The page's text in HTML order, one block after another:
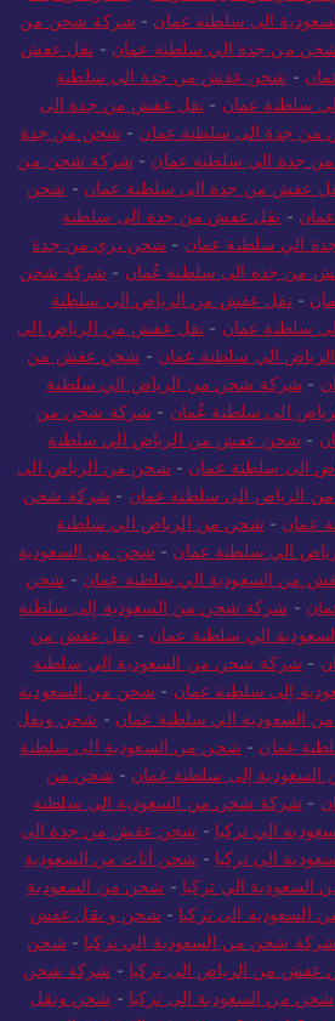
الى سلطنة عمان - شركة شحن من
من جدة الي سلطنة عمان - نقل عفش
- شحن عفش من جدة الى سلطنة
سلطنة عمان - نقل عفش من جدة الى
جدة الى سلطنة عمان - شحن من جدة
جدة الي سلطنة عمان - شركة شحن من
عفش من جدة الى سلطنة عمان - شحن
- نقل عفش من جدة الى سلطنة
الي سلطنة عمان - شحن بري من جدة
من جدة الى سلطنة عُمان - شركة شحن
- نقل عفش من الرياض الى سلطنة
سلطنة عمان - نقل عفش من الرياض الى
الي سلطنة عمان - شحن عفش من
- شركة شحن من الرياض الي سلطنة
الى سلطنة عُمان - شركة شحن من
- شحن عفش من الرياض الي سلطنة
الى سلطنة عمان - شحن من الرياض الى
الرياض الى سلطنة عمان - شركة شحن
عمان - شحن من الرياض الي سلطنة
الي سلطنة عمان - شحن من السعودية
من السعودية الي سلطنة عمان - شحن
- شركة شحن من السعودية إلى سلطنة
الي سلطنة عمان - نقل عفش من
- شركة شحن من السعودية الي سلطنة
إلى سلطنة عمان - شحن من السعودية
السعودية الي سلطنة عمان - شحن ونقل
عمان - شحن من السعودية الى سلطنة
إلى سلطنة عمان - شحن من
- شركة شحن من السعودية الي سلطنة
الي تركيا - شحن عفش من جدة الى
الي تركيا - شحن أثاث من السعودية
الي تركيا - شحن من السعودية
الى تركيا - شحن و نقل عفش
شركة شحن من السعودية الي تركيا - شحن
من الرياض الى تركيا - شركة شحن
شحن من السعودية الى تركيا - شحن ونقل